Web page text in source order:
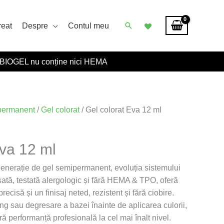
Despre Contul meu Caută
BIOGEL nu conține nici HEMA
/Gel colorat/ Gel colorat Eva 12 ml
12 ml
de gel semipermanent, evoluția sistemului
testată alergologic și fără HEMA & TPO, oferă
și un finisaj neted, rezistent și fără ciobire.
sau degresare a bazei înainte de aplicarea culorii,
performanță profesională la cel mai înalt nivel.